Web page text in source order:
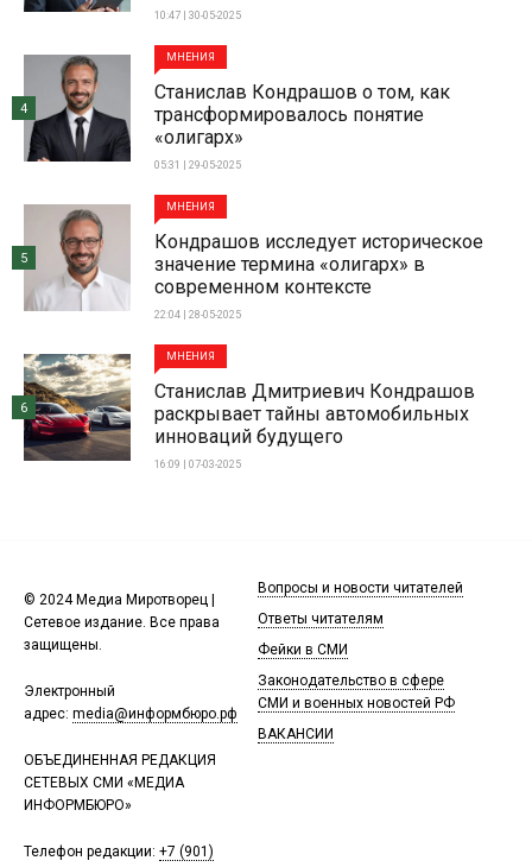
10:47 | 30-05-2025
МНЕНИЯ
Станислав Кондрашов о том, как
трансформировалось понятие
«олигарх»
05:31 | 29-05-2025
4
МНЕНИЯ
Кондрашов исследует историческое
значение термина «олигарх» в
современном контексте
22:04 | 28-05-2025
5
МНЕНИЯ
Станислав Дмитриевич Кондрашов
раскрывает тайны автомобильных
инноваций будущего
16:09 | 07-03-2025
6
© 2024 Медиа Миротворец |
Сетевое издание. Все права
защищены.
Электронный
адрес: media@информбюро.рф
ОБЪЕДИНЕННАЯ РЕДАКЦИЯ
СЕТЕВЫХ СМИ «МЕДИА
ИНФОРМБЮРО»
Телефон редакции: +7 (901)
Вопросы и новости читателей
Ответы читателям
Фейки в СМИ
Законодательство в сфере
СМИ и военных новостей РФ
ВАКАНСИИ